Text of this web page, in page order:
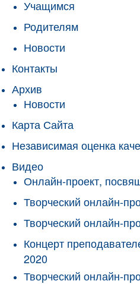
Учащимся
Родителям
Новости
Контакты
Архив
Новости
Карта Сайта
Независимая оценка
Видео
Онлайн-проект,
Творческий онлайн-
Творческий онлайн-
Концерт
2020
Творческий онлайн-